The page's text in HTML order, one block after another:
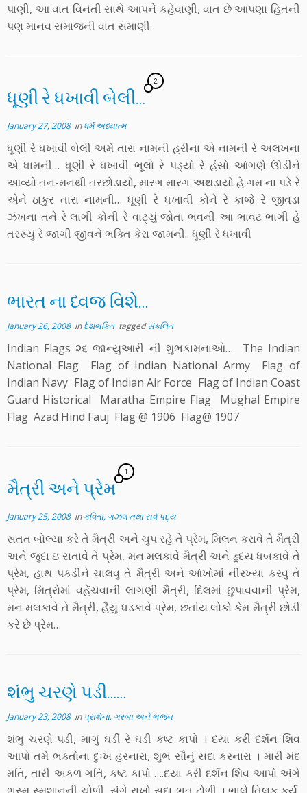
પાણી, આ વાત વિનંતી સાથે આપને કહેવાણી, વાત છે આપણા હિતની
પણ માનવ સમાજની વાત સમાણી.
ધૂણી રે ધખાવી બેલી…
2
January 27, 2008inધર્મ અધ્યાત્મ
ધૂણી રે ધખાવી બેલી અમે તારા નામની હરીના એ નામની રે અલખના
એ ધામની… ધૂણી રે ધખાવી ભૂલો રે પડ્યો રે હંસો આંગણે ઊડીને
આવ્યો તન-મનથી તરછોડાયો, મારગ મારગ અથડાયો હે ગમ ના પડે રે
એને ઠાકુર તારા નામની… ધૂણી રે ધખાવી કોને રે કાજે રે જીવડા
ઝંખના તને રે લાગી કોની રે વાટ્યું જોતા ભવની આ ભાવટ ભાગી હે
તરસ્યું રે જાગી જીવને ભક્તિ કેરા જામની.. ધૂણી રે ધખાવી
ભારત ના ધ્વજ વિશે…
January 26, 2008inદેશભક્તિ taggedસંકલિત
Indian Flags ૨૬ જાન્યુઆરી ની શુભકામનાઓ… The Indian
National Flag Flag of Indian National Army Flag of
Indian Navy Flag of Indian Air Force Flag of Indian Coast
Guard Historical Maratha Empire Flag Mughal Empire
Flag Azad Hind Fauj Flag @ 1906 Flag@ 1907
મૈત્રી અને પ્રેમ
1
January 25, 2008inકવિતા, ગઝલ તથા સર્વ પદ્ય
સતત બોલ્યા કરે તે મૈત્રી અને ચુપ રહે તે પ્રેમ, મિલન કરાવે તે મૈત્રી
અને જુદા ઇ સતાવે તે પ્રેમ, મન મલકાવે મૈત્રી અને હ્ર્દય ધબકાવે તે
પ્રેમ, હાથ પકડીને ચાલવુ તે મૈત્રી અને આંખોમાં નીરખ્યા કરવુ તે
પ્રેમ, મિત્રોમાં વહેંચવાની લાગણી મૈત્રી, દિલમાં છુપાવવાની પ્રેમ,
મન મલકાવે તે મૈત્રી, હૈયુ ધડકાવે પ્રેમ, છતાંય લોકો કેમ મૈત્રી છોડી
કરે છે પ્રેમ…
શંભુ ચરણે પડી……
January 23, 2008in પ્રાર્થના, ગરબા અને ભજન
શંભુ ચરણે પડી, માગું ઘડી રે ઘડી કષ્ટ કાપો । દયા કરી દર્શન શિવ
આપો તમે ભક્તોના દુઃખ હરનારા, શુભ સૌનું સદા કરનારા । મારી મંદ
મતિ, તારી અકળ ગતિ, કષ્ટ કાપો ….દયા કરી દર્શન શિવ આપો અંગે